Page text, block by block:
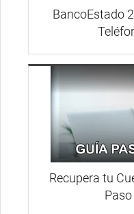
BancoEstado
Recupera tu